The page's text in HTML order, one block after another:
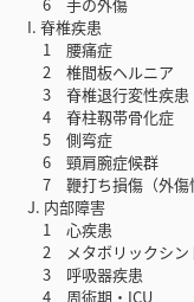
I. 脊椎疾患
1 腰痛症
2 椎間板ヘルニア
3 脊椎退行変性疾患
4 脊柱靱帯骨化症
5 側弯症
6 頸肩腕症候群
7 鞭打ち損傷（外傷性
J. 内部障害
1 心疾患
2 メタボリックシン
3 呼吸器疾患
4 周術期・ICU